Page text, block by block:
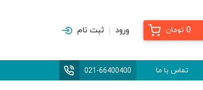
0 تومان ورود ثبت نام
تماس با ما 021-66400400